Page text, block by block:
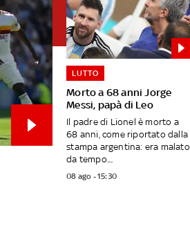
Morto a 68 anni Jorge
Messi, papà di Leo
LUTTO
Il padre di Lionel è morto a
68 anni, come riportato dalla
stampa argentina: era malato
da tempo....
08 ago - 15:30